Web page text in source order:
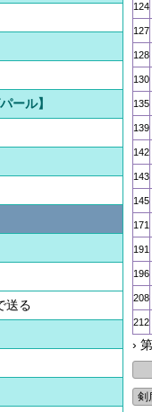
ール】
送る
124
127
128
130
135
139
142
143
145
171
191
196
208
212
›